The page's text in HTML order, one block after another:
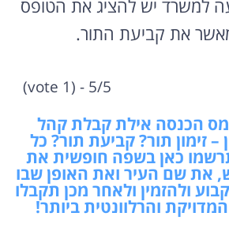
למשרד יש להציג את הטופס
את קביעת התור.
5/5 - (1 vote)
הכנסה אילת קבלת קהל
– זימון תור? קביעת תור? כל
כאן בשפה חופשית את
את שם העיר ואת האופן שבו
ולהזמין ולאחר מכן תקבלו
והרלוונטית ביותר!